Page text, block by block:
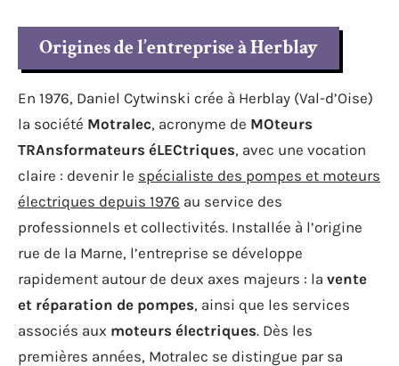
Origines de l’entreprise à Herblay
En 1976, Daniel Cytwinski crée à Herblay (Val-d’Oise)
la société Motralec, acronyme de MOteurs
TRAnsformateurs éLECtriques, avec une vocation
claire : devenir le spécialiste des pompes et moteurs
électriques depuis 1976 au service des
professionnels et collectivités. Installée à l’origine
rue de la Marne, l’entreprise se développe
rapidement autour de deux axes majeurs : la vente
et réparation de pompes, ainsi que les services
associés aux moteurs électriques. Dès les
premières années, Motralec se distingue par sa